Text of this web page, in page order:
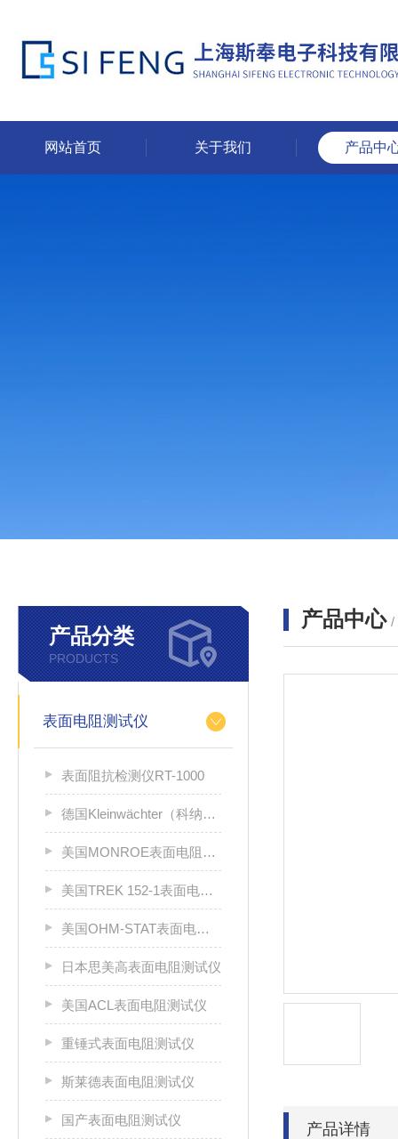
网站首页 关于我们 产品中
产品分类
PRODUCTS
表面电阻测试仪
表面阻抗检测仪RT-1000
德国Kleinwächter（科纳沃茨特）
美国MONROE表面电阻测试仪
美国TREK 152-1表面电阻测试仪
美国OHM-STAT表面电阻测试仪
日本思美高表面电阻测试仪
美国ACL表面电阻测试仪
重锤式表面电阻测试仪
斯莱德表面电阻测试仪
国产表面电阻测试仪
产品中心 /
产品详情